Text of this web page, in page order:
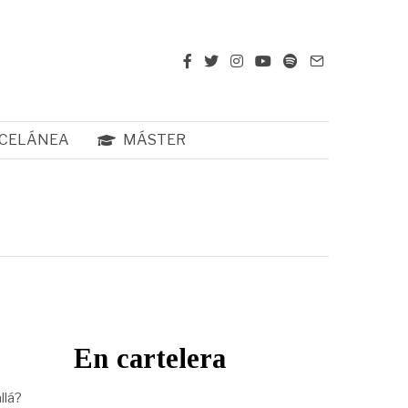
MÁSTER
En cartelera